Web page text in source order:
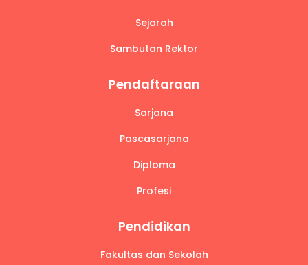
Sejarah
Sambutan Rektor
Pendaftaraan
Sarjana
Pascasarjana
Diploma
Profesi
Pendidikan
Fakultas dan Sekolah